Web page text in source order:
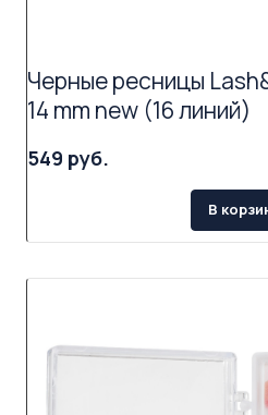
Черные ресницы
14 mm new (16 линий)
549 руб.
В